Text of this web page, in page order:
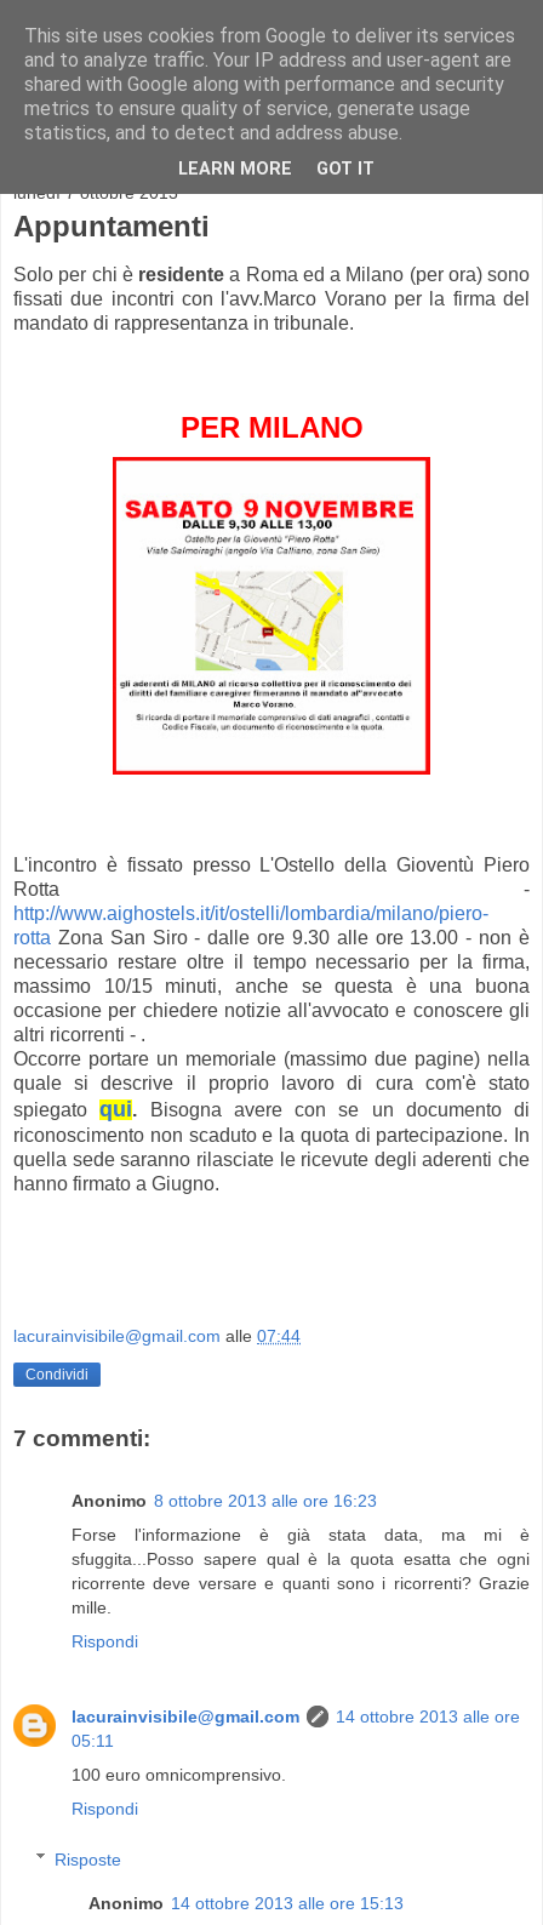
lunedì 7 ottobre 2013
Appuntamenti
Solo per chi è residente a Roma ed a Milano (per ora) sono
fissati due incontri con l'avv.Marco Vorano per la firma del
mandato di rappresentanza in tribunale.
PER MILANO
L'incontro è fissato presso L'Ostello della Gioventù Piero
Rotta -
http://www.aighostels.it/it/ostelli/lombardia/milano/piero-
rotta Zona San Siro - dalle ore 9.30 alle ore 13.00 - non è
necessario restare oltre il tempo necessario per la firma,
massimo 10/15 minuti, anche se questa è una buona
occasione per chiedere notizie all'avvocato e conoscere gli
altri ricorrenti - .
Occorre portare un memoriale (massimo due pagine) nella
quale si descrive il proprio lavoro di cura com'è stato
spiegatoqui.
Bisogna avere con se un documento di
riconoscimento non scaduto e la quota di partecipazione. In
quella sede saranno rilasciate le ricevute degli aderenti che
hanno firmato a Giugno.
lacurainvisibile@gmail.com alle 07:44
Condividi
7 commenti:
Anonimo 8 ottobre 2013 alle ore 16:23
Forse l'informazione è già stata data, ma mi è
sfuggita...Posso sapere qual è la quota esatta che ogni
ricorrente deve versare e quanti sono i ricorrenti? Grazie
mille.
Rispondi
lacurainvisibile@gmail.com
14 ottobre 2013 alle ore
05:11
100 euro omnicomprensivo.
Rispondi
Risposte
Anonimo 14 ottobre 2013 alle ore 15:13
This site uses cookies from Google to deliver its services
and to analyze traffic. Your IP address and user-agent are
shared with Google along with performance and security
metrics to ensure quality of service, generate usage
statistics, and to detect and address abuse.
LEARN MORE GOT IT